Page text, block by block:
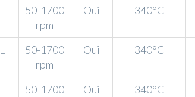
50-1700
rpm
Oui 340°C
50-1700
rpm
Oui 340°C
50-1700
Oui 340°C